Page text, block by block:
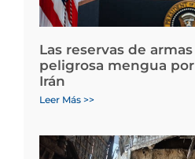
Las reservas de
peligrosa mengua
Irán
Leer Más >>